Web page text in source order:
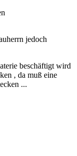
jedoch
beschäftigt wird
, da muß eine
...